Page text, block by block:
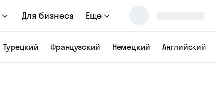
Для бизнеса Еще
Турецкий Французский Немецкий Английский